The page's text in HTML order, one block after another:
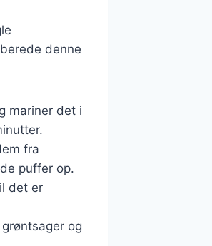
denne
mariner det i
fra
puffer op.
det er
og